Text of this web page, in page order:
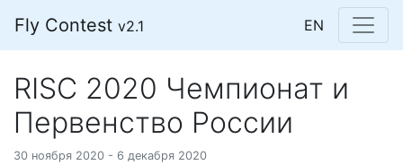
Fly Contest v2.1 EN
RISC 2020 Чемпионат и
Первенство России
30 ноября 2020 - 6 декабря 2020